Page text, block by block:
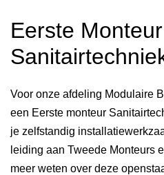
Eerste Monteur
Voor onze afdeling Modulaire
een Eerste monteur
je zelfstandig
leiding aan Tweede Monteurs
meer weten over deze